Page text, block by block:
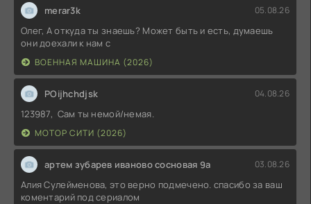
merar3k 05.08.26
Олег, А откуда ты знаешь? Может быть и есть, думаешь
они доехали к нам с
ВОЕННАЯ МАШИНА (2026)
POijhchdjsk 04.08.26
123987, Сам ты немой/немая.
МОТОР СИТИ (2026)
артем зубарев иваново сосновая 9а 03.08.26
Алия Сулейменова, это верно подмечено. спасибо за ваш
коментарий под сериалом